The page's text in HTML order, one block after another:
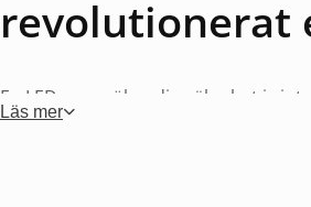
revolutionerat
En LED-ramp ökar din säkerhet i
som få andra uppgraderingar kan
Läs mer